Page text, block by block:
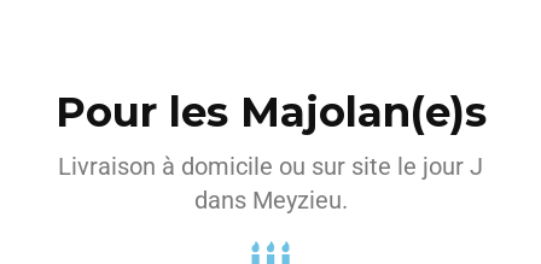
Pour les Majolan(e)s
Livraison à domicile ou sur site le jour J
dans Meyzieu.